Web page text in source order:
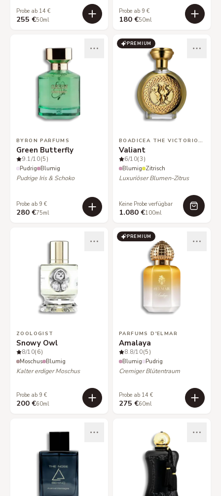
Probe ab 14 €
255 €50ml
Probe ab 9 €
180 €50ml
BYRON PARFUMS
Green Butterfly
9.1/10(5)
Pudrig Blumig
Pudrige Iris & Schoko
Probe ab 9 €
280 €75ml
PREMIUM
BOADICEA THE VICTORIOUS
Valiant
6/10(3)
Blumig Zitrisch
Luxuriöser Blumen-Zitrus
Keine Probe verfügbar
1.080 €100ml
ZOOLOGIST
Snowy Owl
8/10(6)
Moschus Blumig
Kalter erdiger Moschus
Probe ab 9 €
200 €60ml
PREMIUM
PARFUMS D'ELMAR
Amalaya
8.8/10(5)
Blumig Pudrig
Cremiger Blütentraum
Probe ab 14 €
275 €60ml